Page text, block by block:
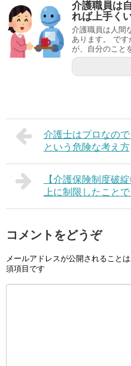
介護職員は
れば上手く
介護職員は人間
あります。 です
が、自分のこと
介護士はプロなの
という危険な考え方
【介護保険制度破
上に制限したこと
コメントをどうぞ
メールアドレスが公開されることは
須項目です